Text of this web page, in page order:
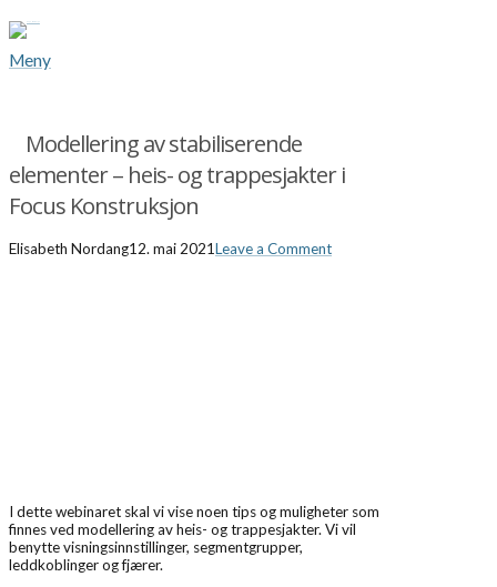
Meny
Modellering av stabiliserende
elementer – heis- og trappesjakter i
Focus Konstruksjon
Elisabeth Nordang12. mai 2021Leave a Comment
I dette webinaret skal vi vise noen tips og muligheter som
finnes ved modellering av heis- og trappesjakter. Vi vil
benytte visningsinnstillinger, segmentgrupper,
leddkoblinger og fjærer.